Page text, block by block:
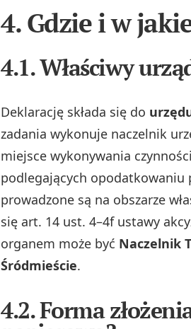
4. Gdzie i w
4.1. Właściwy
Deklarację składa się do
zadania wykonuje naczelnik
miejsce wykonywania
podlegających opodatkowaniu
prowadzone są na obszarze
się art. 14 ust. 4–4f ustawy
organem może być Naczelnik
Śródmieście.
4.2. Forma